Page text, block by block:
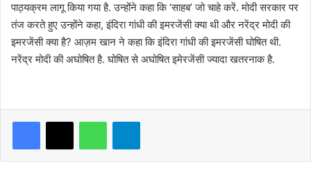
पाठ्यक्रम लागू किया गया है. उन्होंने कहा कि ‘साहब’ जो चाहे करें. मोदी सरकार पर
तंज करते हुए उन्होंने कहा, इंदिरा गांधी की इमरजेंसी क्या थी और नरेंद्र मोदी की
इमरजेंसी क्या है? आज़म खान ने कहा कि इंदिरा गांधी की इमरजेंसी घोषित थी.
नरेंद्र मोदी की अघोषित है. घोषित से अघोषित इमेरजेंसी ज्यादा खतरनाक है.